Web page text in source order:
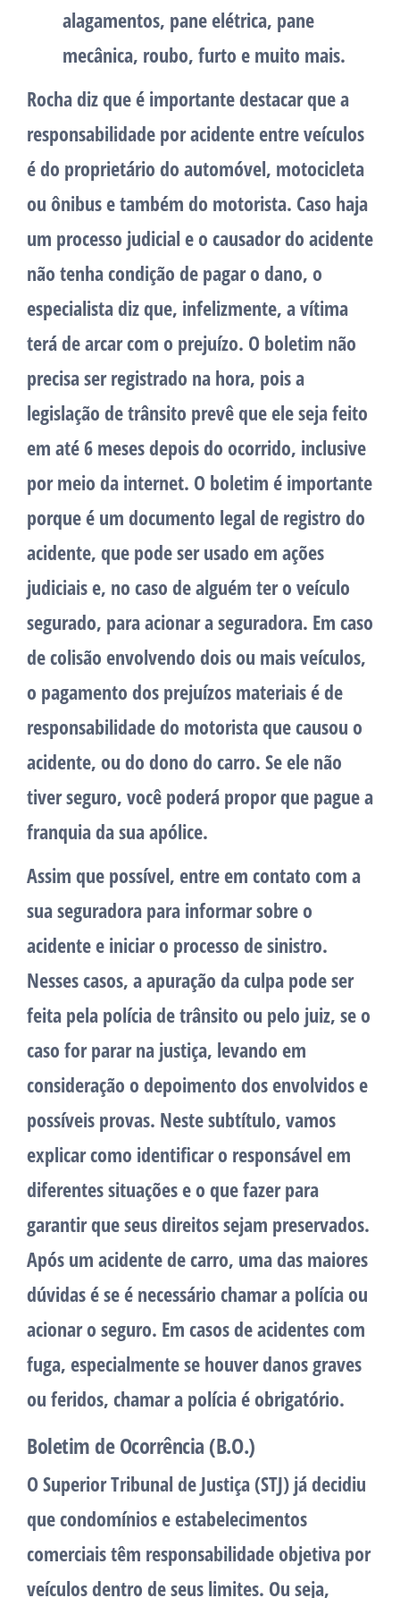
alagamentos, pane elétrica, pane
mecânica, roubo, furto e muito mais.
Rocha diz que é importante destacar que a
responsabilidade por acidente entre veículos
é do proprietário do automóvel, motocicleta
ou ônibus e também do motorista. Caso haja
um processo judicial e o causador do acidente
não tenha condição de pagar o dano, o
especialista diz que, infelizmente, a vítima
terá de arcar com o prejuízo. O boletim não
precisa ser registrado na hora, pois a
legislação de trânsito prevê que ele seja feito
em até 6 meses depois do ocorrido, inclusive
por meio da internet. O boletim é importante
porque é um documento legal de registro do
acidente, que pode ser usado em ações
judiciais e, no caso de alguém ter o veículo
segurado, para acionar a seguradora. Em caso
de colisão envolvendo dois ou mais veículos,
o pagamento dos prejuízos materiais é de
responsabilidade do motorista que causou o
acidente, ou do dono do carro. Se ele não
tiver seguro, você poderá propor que pague a
franquia da sua apólice.
Assim que possível, entre em contato com a
sua seguradora para informar sobre o
acidente e iniciar o processo de sinistro.
Nesses casos, a apuração da culpa pode ser
feita pela polícia de trânsito ou pelo juiz, se o
caso for parar na justiça, levando em
consideração o depoimento dos envolvidos e
possíveis provas. Neste subtítulo, vamos
explicar como identificar o responsável em
diferentes situações e o que fazer para
garantir que seus direitos sejam preservados.
Após um acidente de carro, uma das maiores
dúvidas é se é necessário chamar a polícia ou
acionar o seguro. Em casos de acidentes com
fuga, especialmente se houver danos graves
ou feridos, chamar a polícia é obrigatório.
Boletim de Ocorrência (B.O.)
O Superior Tribunal de Justiça (STJ) já decidiu
que condomínios e estabelecimentos
comerciais têm responsabilidade objetiva por
veículos dentro de seus limites. Ou seja,